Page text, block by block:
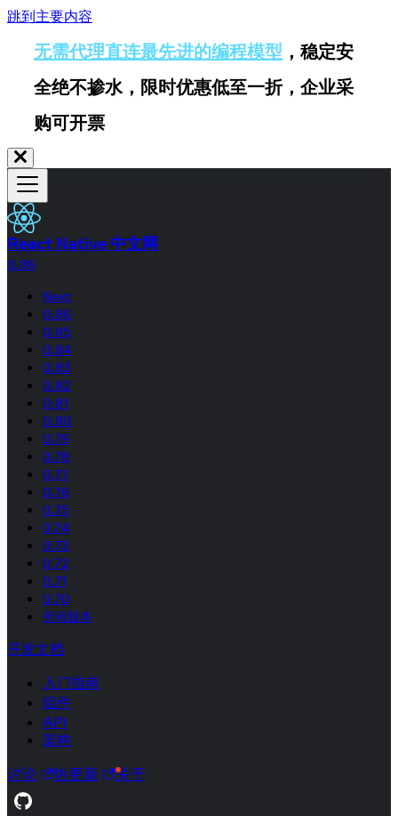
跳到主要内容
无需代理直连最先进的编程模型 ，稳定安
全绝不掺水，限时优惠低至一折，企业采
购可开票
React Native 中文网
0.86
Next
0.86
0.85
0.84
0.83
0.82
0.81
0.80
0.79
0.78
0.77
0.76
0.75
0.74
0.73
0.72
0.71
0.70
所有版本
开发文档
入门指南
组件
API
架构
讨论 热更新 关于